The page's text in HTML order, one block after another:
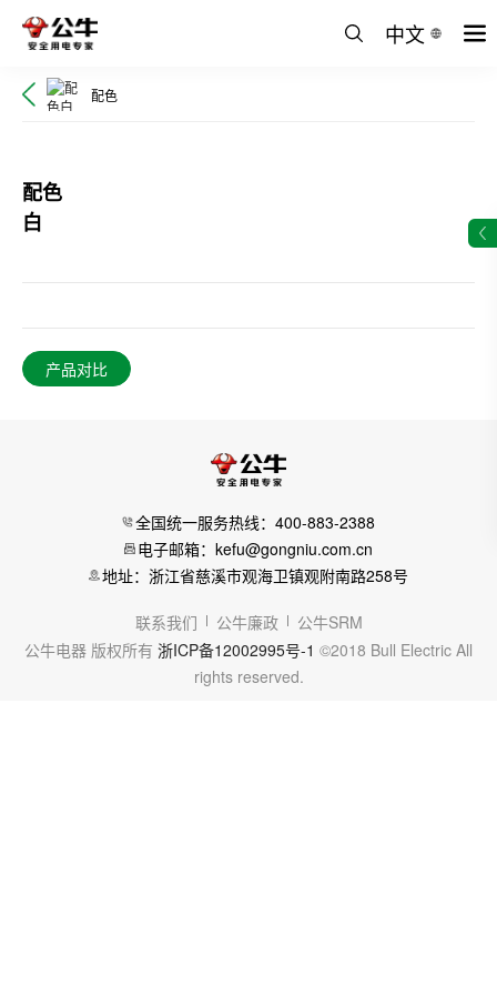
中文
配色
配色
白
产品对比
全国统一服务热线：400-883-2388
电子邮箱：kefu@gongniu.com.cn
地址：浙江省慈溪市观海卫镇观附南路258号
联系我们 公牛廉政
公牛SRM
公牛电器 版权所有 浙ICP备12002995号-1 ©2018 Bull Electric All
rights reserved.